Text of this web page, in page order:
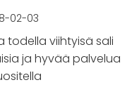
02-03
todella viihtyisä sali
ja hyvää palvelua